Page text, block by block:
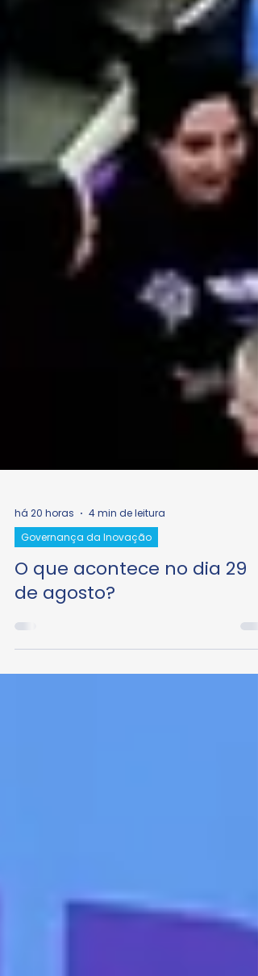
há 20 horas
4 min de leitura
Governança da Inovação
O que acontece no dia 29
de agosto?